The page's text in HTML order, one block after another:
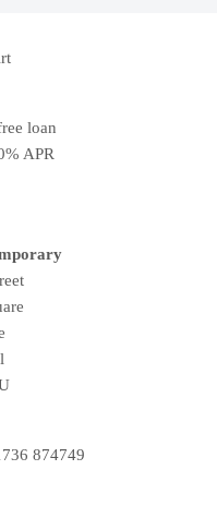
loan
APR
874749